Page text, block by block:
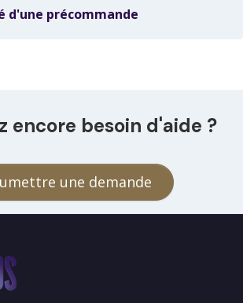
d'une précommande
encore besoin d'aide ?
une demande